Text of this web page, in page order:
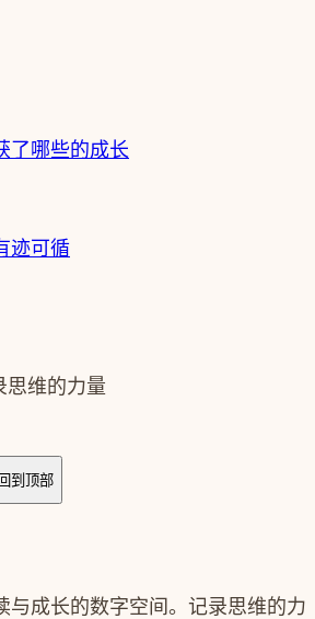
了哪些的成长
迹可循
思维的力量
到顶部
与成长的数字空间。记录思维的力